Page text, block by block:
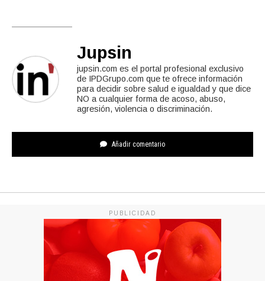
Jupsin
jupsin.com es el portal profesional exclusivo
de IPDGrupo.com que te ofrece información
para decidir sobre salud e igualdad y que dice
NO a cualquier forma de acoso, abuso,
agresión, violencia o discriminación.
Añadir comentario
PUBLICIDAD